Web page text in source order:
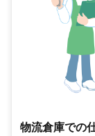
物流倉庫での